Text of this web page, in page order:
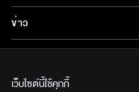
ซีรีส์นานาชาติ
การ์ตูน & เกม
รายการทั้งหมด
ข่าว
ข่าวทั้งหมด
ทีวีออนไลน์
เกี่ยวกับเรา
เว็บไซต์นี้ใช้คุกกี้